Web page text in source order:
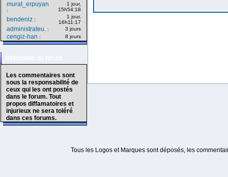
murat_erpuyan
:
1 jour,
15h54:18
bendeniz :
1 jour,
16h11:17
administrateu. : 3 jours
cengiz-han : 8 jours
Les commentaires sont
sous la responsabilité de
ceux qui les ont postés
dans le forum. Tout
propos diffamatoires et
injurieux ne sera toléré
dans ces forums.
Tous les Logos et Marques sont déposés, les